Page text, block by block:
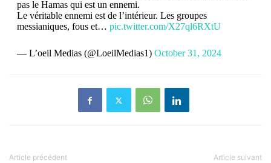
pas le Hamas qui est un ennemi.
Le véritable ennemi est de l’intérieur. Les groupes
messianiques, fous et… pic.twitter.com/X27ql6RXtU
— L’oeil Medias (@LoeilMedias1) October 31, 2024
Article précédent Article suivant